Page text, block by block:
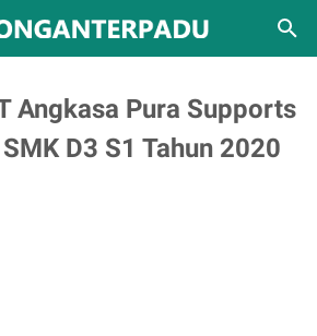
Angkasa Pura Supports
D3 S1 Tahun 2020